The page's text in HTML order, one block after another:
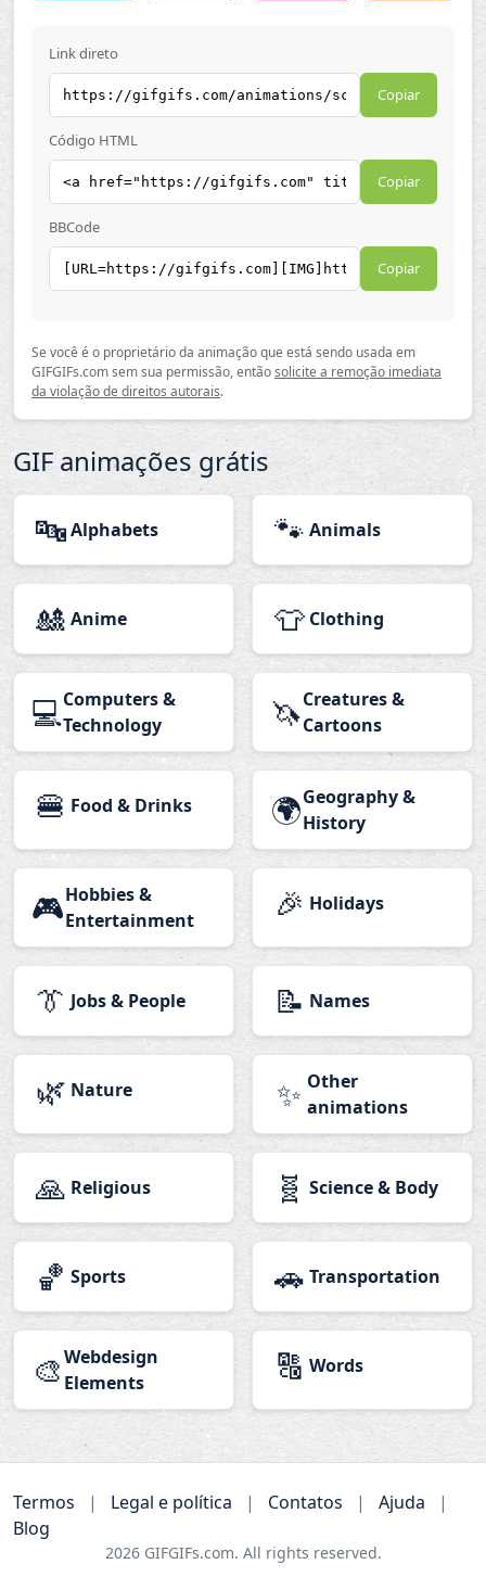
Link direto
Copiar
Código HTML
Copiar
BBCode
Copiar
Se você é o proprietário da animação que está sendo usada em
GIFGIFs.com sem sua permissão, entãosolicite a remoção imediata
da violação de direitos autorais.
GIF animações grátis
🔤Alphabets 🐾 Animals
🎎 Anime 👕 Clothing
💻Computers &
Technology
🦄Creatures &
Cartoons
🍔 Food & Drinks 🌍Geography &
History
🎮Hobbies &
Entertainment
🎉 Holidays
👔 Jobs & People 📝 Names
🌿 Nature ✨ Other
animations
🙏 Religious 🧬 Science & Body
🏀 Sports 🚗 Transportation
🎨 Webdesign
Elements
🔠 Words
Termos | Legal e política | Contatos | Ajuda
|
Blog
2026GIFGIFs.com. All rights reserved.